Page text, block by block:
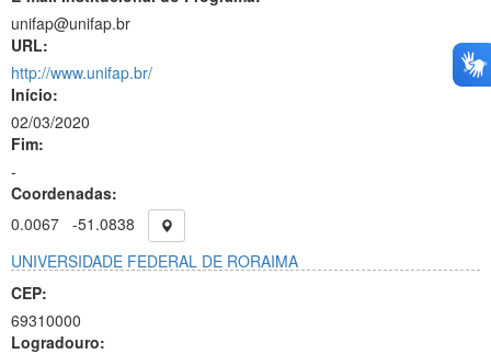
unifap@unifap.br
URL:
http://www.unifap.br/
Início:
02/03/2020
Fim:
-
Coordenadas:
0.0067 -51.0838
UNIVERSIDADE FEDERAL DE RORAIMA
CEP:
69310000
Logradouro: